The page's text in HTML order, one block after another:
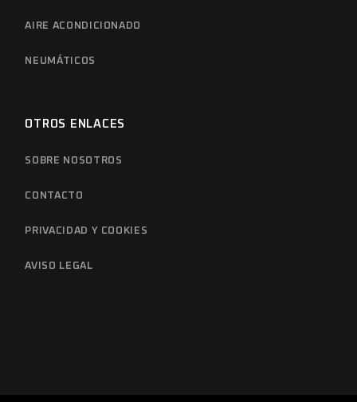
AIRE ACONDICIONADO
NEUMÁTICOS
OTROS ENLACES
SOBRE NOSOTROS
CONTACTO
PRIVACIDAD Y COOKIES
AVISO LEGAL